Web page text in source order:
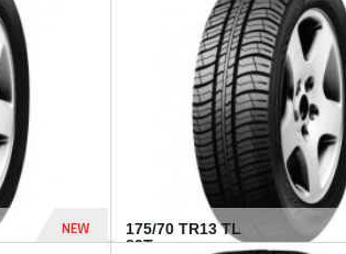
NEW
175/70 TR13 TL
82T...